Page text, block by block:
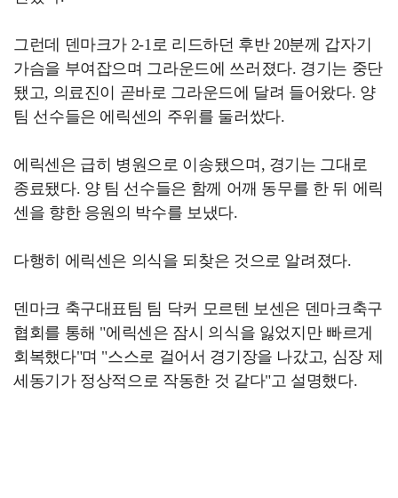
그런데 덴마크가 2-1로 리드하던 후반 20분께 갑자기
가슴을 부여잡으며 그라운드에 쓰러졌다. 경기는 중단
됐고, 의료진이 곧바로 그라운드에 달려 들어왔다. 양
팀 선수들은 에릭센의 주위를 둘러쌌다.
에릭센은 급히 병원으로 이송됐으며, 경기는 그대로
종료됐다. 양 팀 선수들은 함께 어깨 동무를 한 뒤 에릭
센을 향한 응원의 박수를 보냈다.
다행히 에릭센은 의식을 되찾은 것으로 알려졌다.
덴마크 축구대표팀 팀 닥커 모르텐 보센은 덴마크축구
협회를 통해 "에릭센은 잠시 의식을 잃었지만 빠르게
회복했다"며 "스스로 걸어서 경기장을 나갔고, 심장 제
세동기가 정상적으로 작동한 것 같다"고 설명했다.